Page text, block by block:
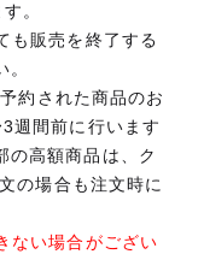
。
も販売を終了する
約された商品のお
週間前に行います
の高額商品は、ク
の場合も注文時に
ない場合がござい